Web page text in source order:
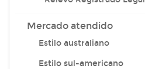
Mercado atendido
Estilo australiano
Estilo sul-americano